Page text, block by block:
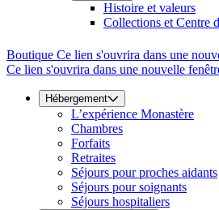
Histoire et valeurs
Collections et Centre
Boutique Ce lien s'ouvrira dans une
Ce lien s'ouvrira dans une nouvelle
Hébergement
L’expérience Monastère
Chambres
Forfaits
Retraites
Séjours pour proches aidants
Séjours pour soignants
Séjours hospitaliers